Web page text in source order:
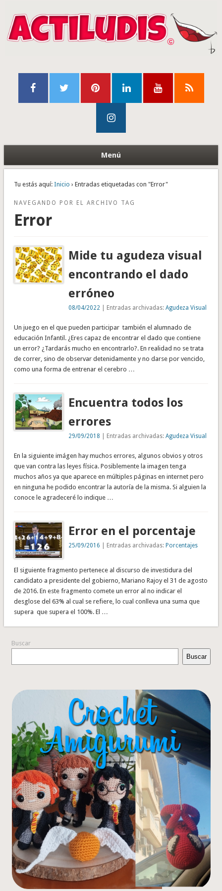
Menú
Tu estás aquí: Inicio › Entradas etiquetadas con "Error"
NAVEGANDO POR EL ARCHIVO TAG
Error
Mide tu agudeza visual
encontrando el dado
erróneo
08/04/2022 | Entradas archivadas:Agudeza Visual
Un juego en el que pueden participar también el alumnado de
educación Infantil. ¿Eres capaz de encontrar el dado que contiene
un error? ¿Tardarás mucho en encontrarlo?. En realidad no se trata
de correr, sino de observar detenidamente y no darse por vencido,
como una forma de entrenar el cerebro …
Encuentra todos los
errores
29/09/2018 | Entradas archivadas:Agudeza Visual
En la siguiente imágen hay muchos errores, algunos obvios y otros
que van contra las leyes física. Posiblemente la imagen tenga
muchos años ya que aparece en múltiples páginas en internet pero
en ninguna he podido encontrar la autoría de la misma. Si alguien la
conoce le agradeceré lo indique …
Error en el porcentaje
25/09/2016 | Entradas archivadas:Porcentajes
El siguiente fragmento pertenece al discurso de investidura del
candidato a presidente del gobierno, Mariano Rajoy el 31 de agosto
de 2016. En este fragmento comete un error al no indicar el
desglose del 63% al cual se refiere, lo cual conlleva una suma que
supera que supera el 100%. El …
Buscar
Buscar